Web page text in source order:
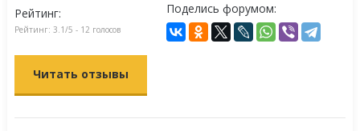
Рейтинг:
Рейтинг: 3.1/5 - 12 голосов
Поделись форумом:
Читать отзывы